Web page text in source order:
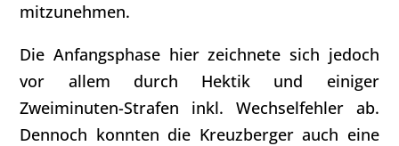
mitzunehmen.
Die Anfangsphase hier zeichnete sich jedoch
vor allem durch Hektik und einiger
Zweiminuten-Strafen inkl. Wechselfehler ab.
Dennoch konnten die Kreuzberger auch eine